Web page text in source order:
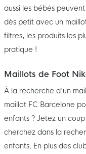
aussi les bébés
dès petit avec un
filtres, les produits les
pratique !
Maillots de Foot
À la recherche d'un
maillot FC Barcelone
enfants ? Jetez un
cherchez dans la
enfants. En plus des